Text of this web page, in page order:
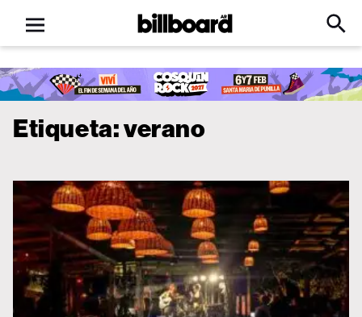
Open
menu
Billboard
Click
Input
Etiqueta:verano